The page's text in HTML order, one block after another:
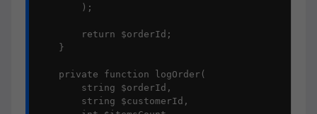
        );
        return $orderId;
    }
    private function logOrder(
        string $orderId,
        string $customerId,